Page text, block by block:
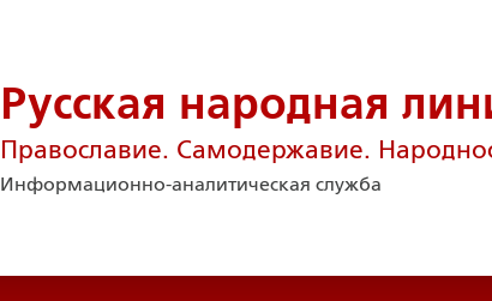
Русская народная
Православие. Самодержавие.
Информационно-аналитическая служба